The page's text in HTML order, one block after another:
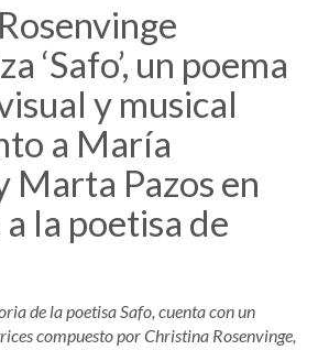
‘Safo’, un poema
y musical
a María
Marta Pazos en
la poetisa de
de la poetisa Safo, cuenta con un
compuesto por Christina Rosenvinge,